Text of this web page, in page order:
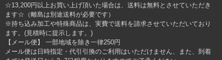
☆13,200円以上お買い上げ頂いた場合は、送料は無料とさせていただき
ます☆（離島は別途送料が必要です）
※持ち込み加工や特殊商品は、実費で送料を請求させていただいており
ます。(見積時に提示します。)
【メール便】 一部地域を除き一律250円
メール便は日時指定・代引引換のご利用はいただけません、また、到着